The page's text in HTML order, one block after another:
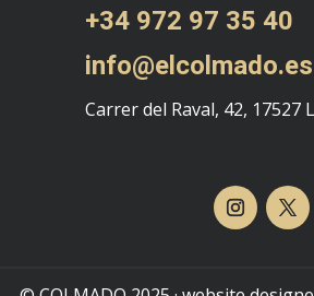
+34 972 97 35 40
info@elcolmado.es
Carrer del Raval, 42, 17527